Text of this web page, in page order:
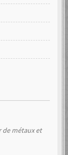
de métaux et